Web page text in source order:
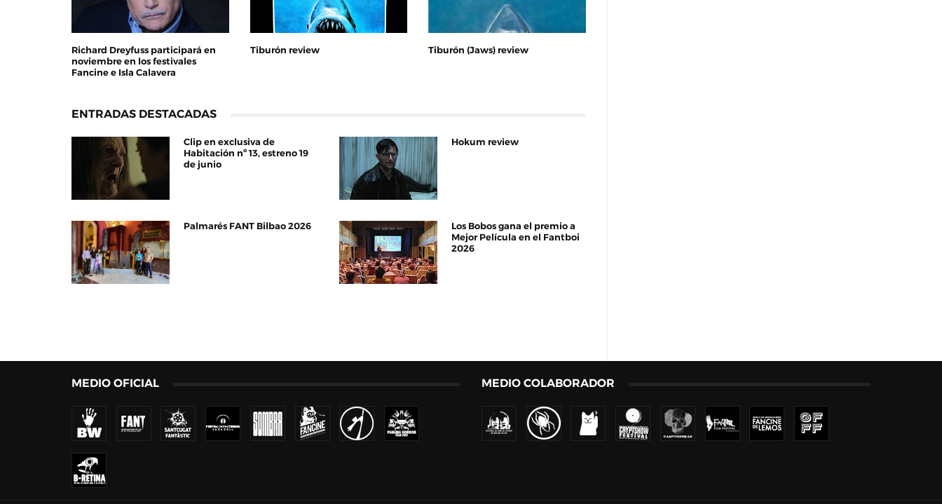
Richard Dreyfuss participará en
noviembre en los festivales
Fancine e Isla Calavera
Tiburón review Tiburón (Jaws) review
ENTRADAS DESTACADAS
Clip en exclusiva de
Habitación nº 13, estreno 19
de junio
Hokum review
Palmarés FANT Bilbao 2026
Los Bobos gana el premio a
Mejor Película en el Fantboi
2026
MEDIO OFICIAL MEDIO COLABORADOR